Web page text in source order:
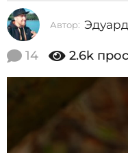
.
2
0
Автор:
14 2.6k